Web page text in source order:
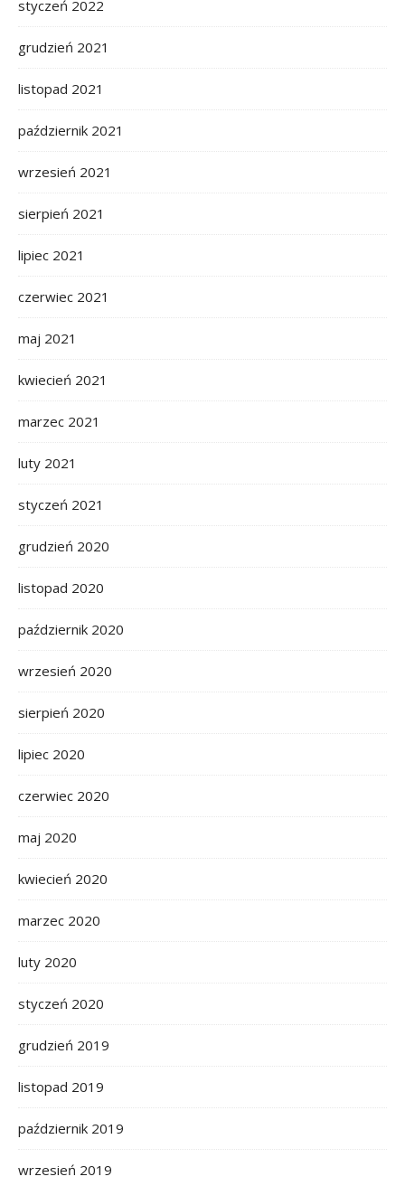
styczeń 2022
grudzień 2021
listopad 2021
październik 2021
wrzesień 2021
sierpień 2021
lipiec 2021
czerwiec 2021
maj 2021
kwiecień 2021
marzec 2021
luty 2021
styczeń 2021
grudzień 2020
listopad 2020
październik 2020
wrzesień 2020
sierpień 2020
lipiec 2020
czerwiec 2020
maj 2020
kwiecień 2020
marzec 2020
luty 2020
styczeń 2020
grudzień 2019
listopad 2019
październik 2019
wrzesień 2019